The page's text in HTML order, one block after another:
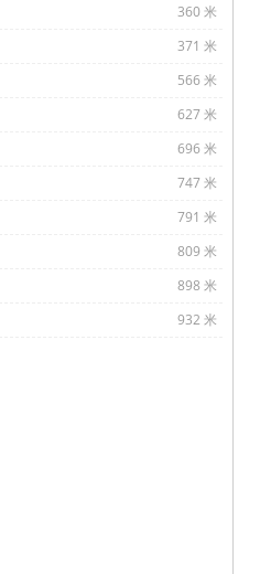
360 米
371 米
566 米
627 米
696 米
747 米
791 米
809 米
898 米
932 米